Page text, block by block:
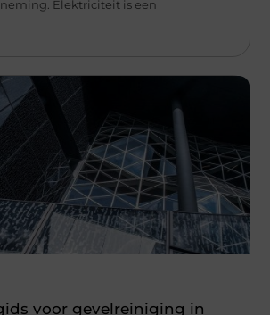
Elektriciteit is een
voor gevelreiniging in